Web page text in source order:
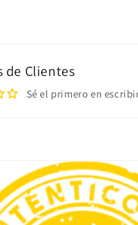
de Clientes
Sé el primero en